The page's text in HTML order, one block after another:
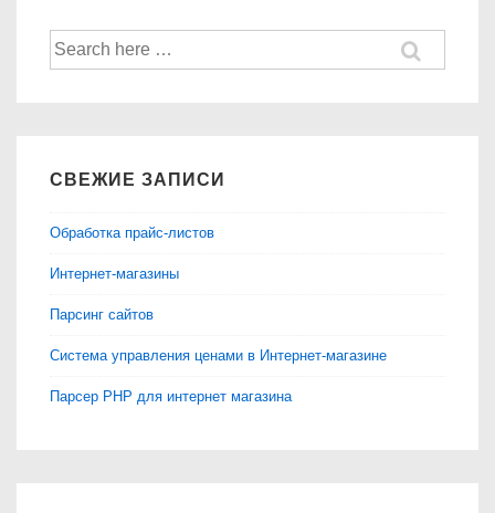
Найти:
СВЕЖИЕ ЗАПИСИ
Обработка прайс-листов
Интернет-магазины
Парсинг сайтов
Система управления ценами в Интернет-магазине
Парсер PHP для интернет магазина